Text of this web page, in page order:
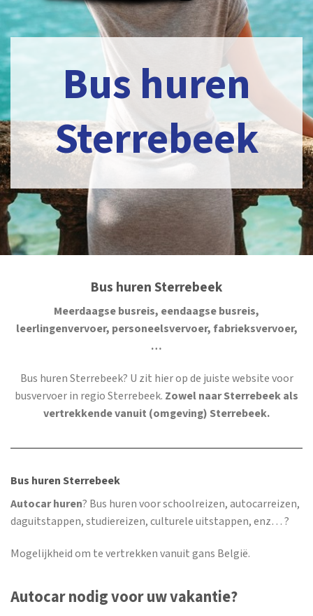
Bus huren
Sterrebeek
Bus huren Sterrebeek
Meerdaagse busreis, eendaagse busreis,
leerlingenvervoer, personeelsvervoer, fabrieksvervoer,
…
Bus huren Sterrebeek? U zit hier op de juiste website voor
busvervoer in regio Sterrebeek. Zowel naar Sterrebeek als
vertrekkende vanuit (omgeving) Sterrebeek.
Bus huren Sterrebeek
Autocar huren? Bus huren voor schoolreizen, autocarreizen,
daguitstappen, studiereizen, culturele uitstappen, enz… ?
Mogelijkheid om te vertrekken vanuit gans België.
Autocar nodig voor uw vakantie?